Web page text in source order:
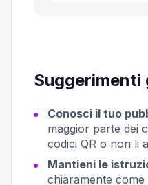
Suggerimenti
Conosci il tuo
maggior parte dei
codici QR o non li
Mantieni le
chiaramente